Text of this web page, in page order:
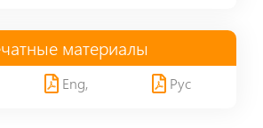
материалы
Eng, Рус